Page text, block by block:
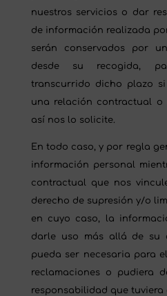
nuestros servicios o dar
de información realizada
serán conservados por
desde su recogida,
transcurrido dicho plazo
una relación contractual o
así nos lo solicite.
En todo caso, y por regla
información personal
contractual que nos
derecho de supresión y/o
en cuyo caso, la
darle uso más allá de su
pueda ser necesaria para
reclamaciones o pudiera
responsabilidad que tuviera